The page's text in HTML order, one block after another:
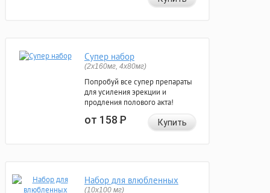
Супер набор
(2х160мг, 4х80мг)
Попробуй все супер препараты
для усиления эрекции и
продления полового акта!
от 158Р Купить
Набор для влюбленных
(10х100 мг)